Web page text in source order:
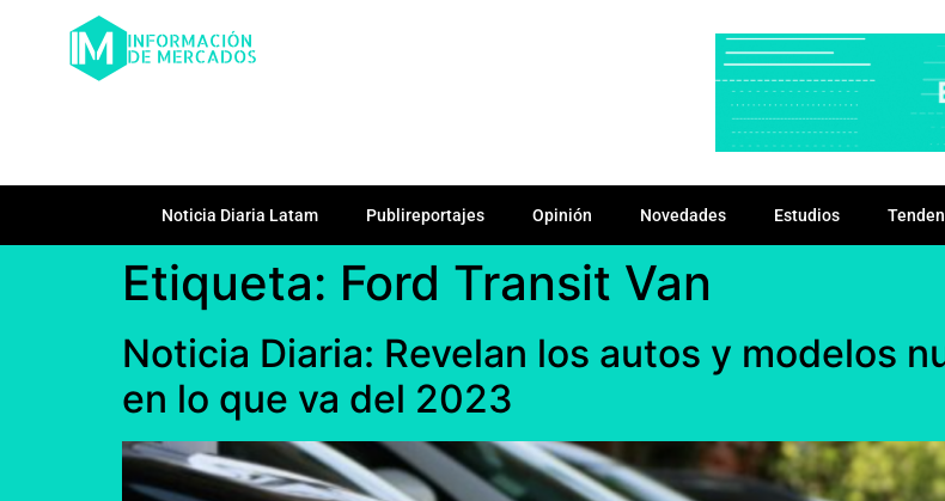
Noticia Diaria Latam Publireportajes Opinión Novedades Estudios
Etiqueta: Ford Transit Van
Noticia Diaria: Revelan los autos y modelos
en lo que va del 2023